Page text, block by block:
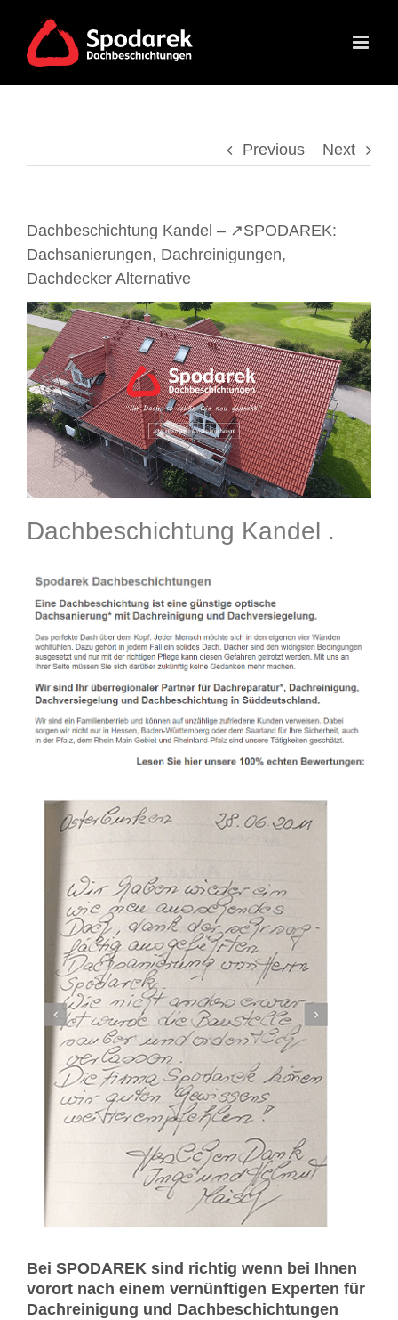
content
Previous Next
Dachbeschichtung Kandel – ↗️SPODAREK:
Dachsanierungen, Dachreinigungen,
Dachdecker Alternative
Dachbeschichtung Kandel .
Bei SPODAREK sind richtig wenn bei Ihnen
vorort nach einem vernünftigen Experten für
Dachreinigung und Dachbeschichtungen